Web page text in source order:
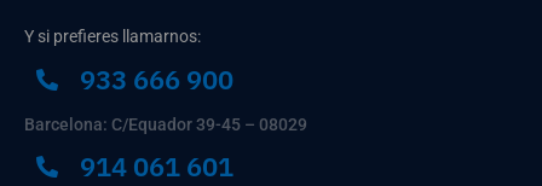
Y si prefieres llamarnos:
933 666 900
Barcelona: C/Equador 39-45 – 08029
914 061 601